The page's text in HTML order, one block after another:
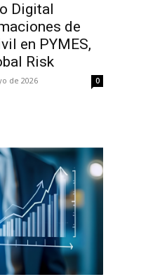
Digital
de
en PYMES,
Risk
de 2026 0